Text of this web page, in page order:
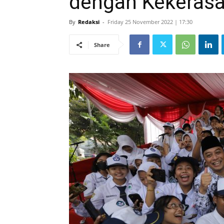
By Redaksi - Friday 25 November 2022 | 17:30
Share